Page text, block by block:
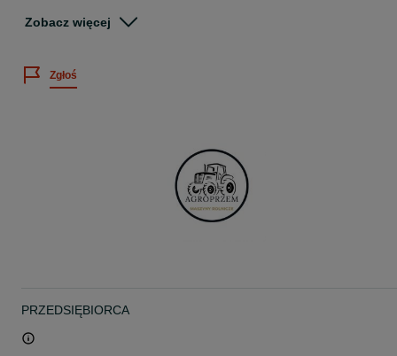
MOŻLIWOŚĆ DOPASOWANIA RÓŻNYCH UCHWYTÓW lub dwóch
Na innych aukcjach pozostałe maszyny miedzy innymi inny osprzęt
Zobacz więcej
Zgłoś
PRZEDSIĘBIORCA